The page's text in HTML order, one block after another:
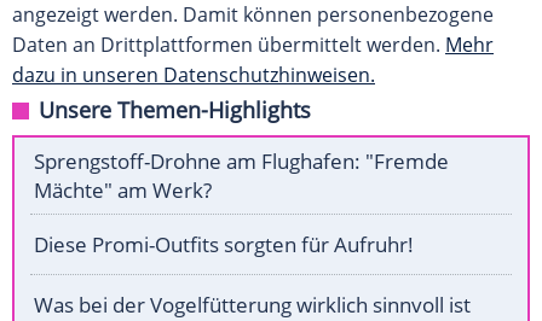
angezeigt werden. Damit können personenbezogene
Daten an Drittplattformen übermittelt werden. Mehr
dazu in unseren Datenschutzhinweisen.
Unsere Themen-Highlights
Sprengstoff-Drohne am Flughafen: "Fremde
Mächte" am Werk?
Diese Promi-Outfits sorgten für Aufruhr!
Was bei der Vogelfütterung wirklich sinnvoll ist